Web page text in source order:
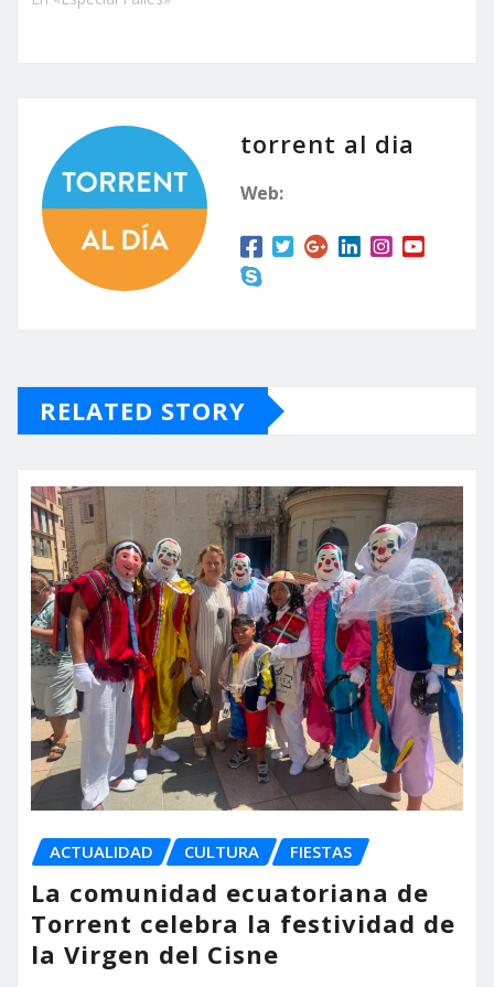
torrent al dia
Web:
RELATED STORY
ACTUALIDAD CULTURA FIESTAS
La comunidad ecuatoriana de
Torrent celebra la festividad de
la Virgen del Cisne